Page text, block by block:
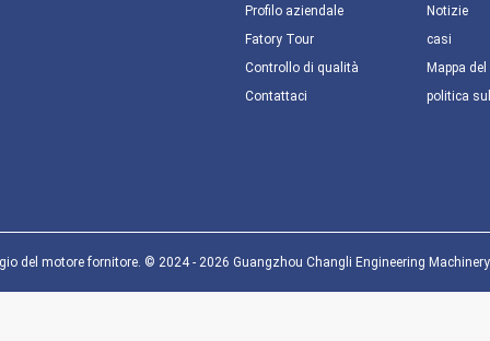
Profilo aziendale
Fatory Tour
Controllo di qualità
Contattaci
Notizie
casi
Mappa
politica
del motore fornitore. © 2024 - 2026 Guangzhou Changli Engineering